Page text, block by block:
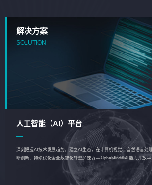
解决方案
SOLUTION
人工智能（AI）平台
深刻把握AI技术发展趋势，建立AI生态，在计算机视觉、自然语言处
断创新，持续优化企业数智化转型加速器—AlphaMind®AI能力开放平